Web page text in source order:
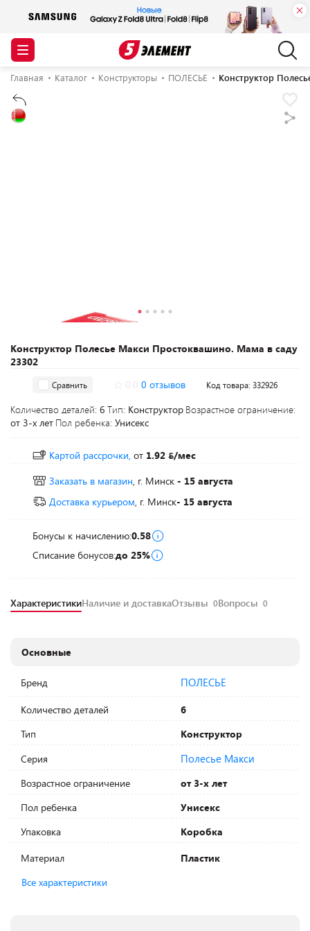
Главная Каталог Конструкторы ПОЛЕСЬЕ Конструктор
Конструктор Полесье Макси Простоквашино. Мама в саду
23302
Сравнить 0 отзывов Код товара: 332926
Количество деталей: 6 Тип: Конструктор Возрастное ограничение:
от 3-х лет Пол ребенка: Унисекс
Картой рассрочки, от 1.92
/мес
Заказать в магазин, г. Минск - 15 августа
Доставка курьером, г. Минск- 15 августа
Бонусы к начислению:0.58
Списание бонусов:до 25%
ХарактеристикиНаличие и доставкаОтзывы 0Вопросы 0
Основные
Бренд ПОЛЕСЬЕ
Количество деталей
6
Тип
Конструктор
Серия
Полесье Макси
Возрастное ограничение
от 3-х лет
Пол ребенка
Унисекс
Упаковка
Коробка
Материал
Пластик
Все характеристики